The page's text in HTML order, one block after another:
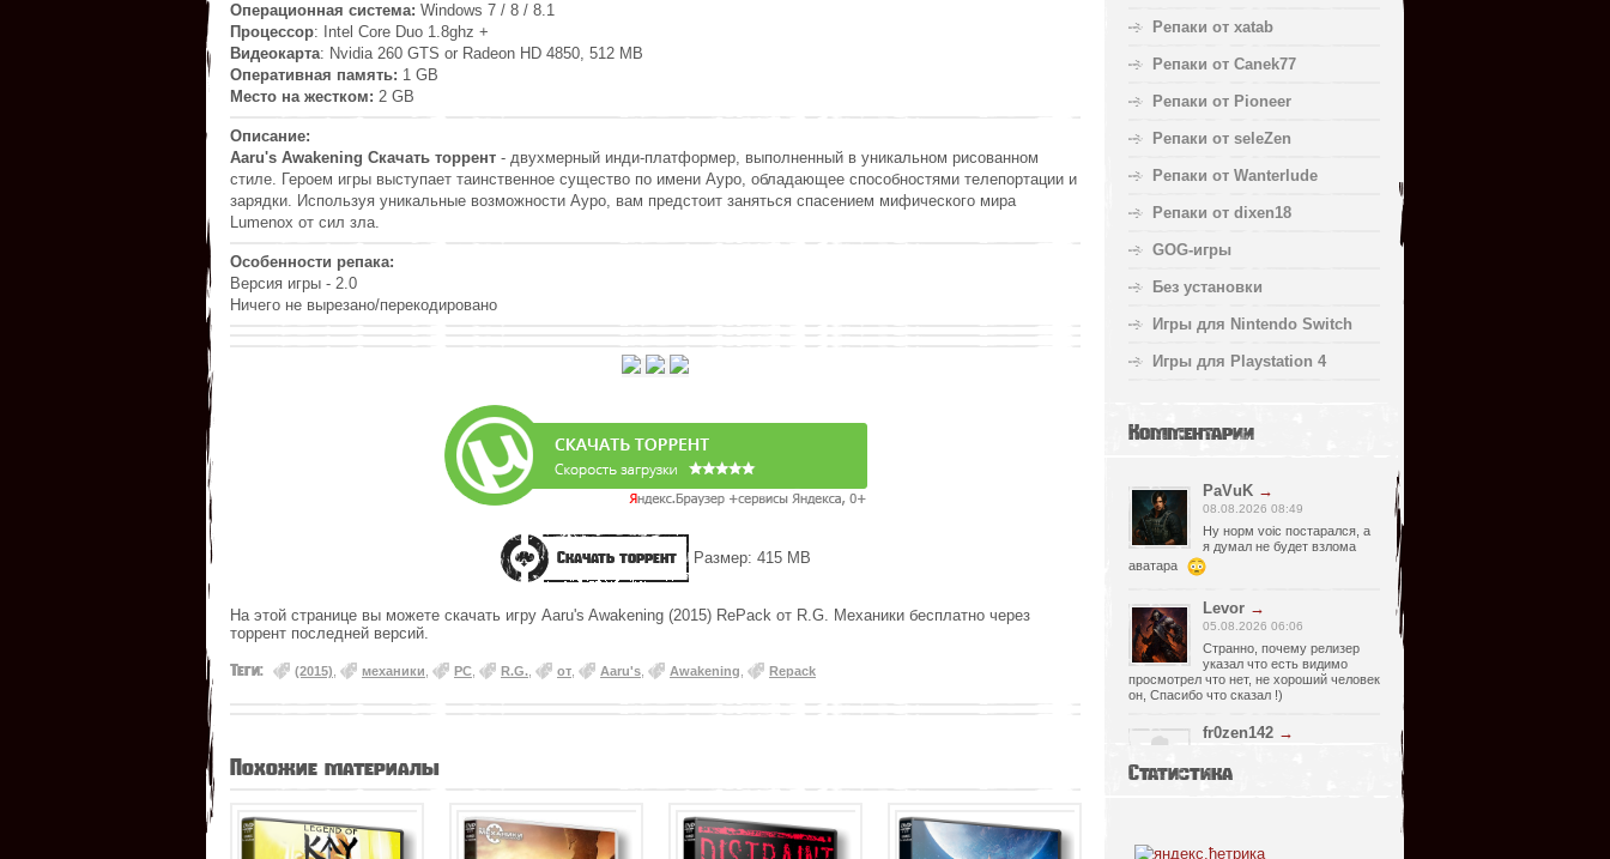
Операционная система: Windows 7 / 8 / 8.1
Процессор: Intel Core Duo 1.8ghz +
Видеокарта: Nvidia 260 GTS or Radeon HD 4850, 512 MB
Оперативная память: 1 GB
Место на жестком: 2 GB
Описание:
Aaru's Awakening Скачать торрент - двухмерный инди-платформер, выполненный в уникальном рисованном
стиле. Героем игры выступает таинственное существо по имени Ауро, обладающее способностями телепортации и
зарядки. Используя уникальные возможности Ауро, вам предстоит заняться спасением мифического мира
Lumenox от сил зла.
Особенности репака:
Версия игры - 2.0
Ничего не вырезано/перекодировано
Скачать торрент Размер: 415 MB
На этой странице вы можете скачать игру Aaru's Awakening (2015) RePack от R.G. Механики бесплатно через
торрент последней версий.
Теги: (2015) механики PC R.G. от Aaru's Awakening Repack
Похожие материалы
Репаки от xatab
Репаки от Canek77
Репаки от Pioneer
Репаки от seleZen
Репаки от Wanterlude
Репаки от dixen18
GOG-игры
Без установки
Игры для Nintendo Switch
Игры для Playstation 4
Комментарии
PaVuK →
08.08.2026 08:49
Ну норм voic постарался, а
я думал не будет взлома
аватара
Levor →
05.08.2026 06:06
Странно, почему релизер
указал что есть видимо
просмотрел что нет, не хороший человек
он, Спасибо что сказал !)
fr0zen142 →
нет Русской озвучки, зря
Статистика